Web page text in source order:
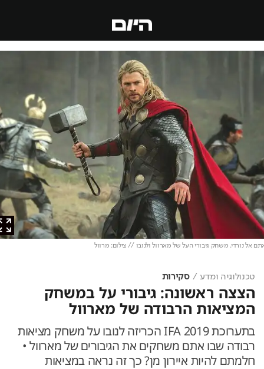
נורדי. משחק גיבורי העל של מארוול ולנובו // צילום: מרוול
טכנולוגיה ומדע סקירות
הצצה ראשונה: גיבורי על במשחק
המציאות הרבודה של מארוול
בתערוכת IFA 2019 הכריזה לנובו על משחק מציאות
רבודה שבו אתם משחקים את הגיבורים של מארוול •
חלמתם להיות איירון מן? כך זה נראה במציאות